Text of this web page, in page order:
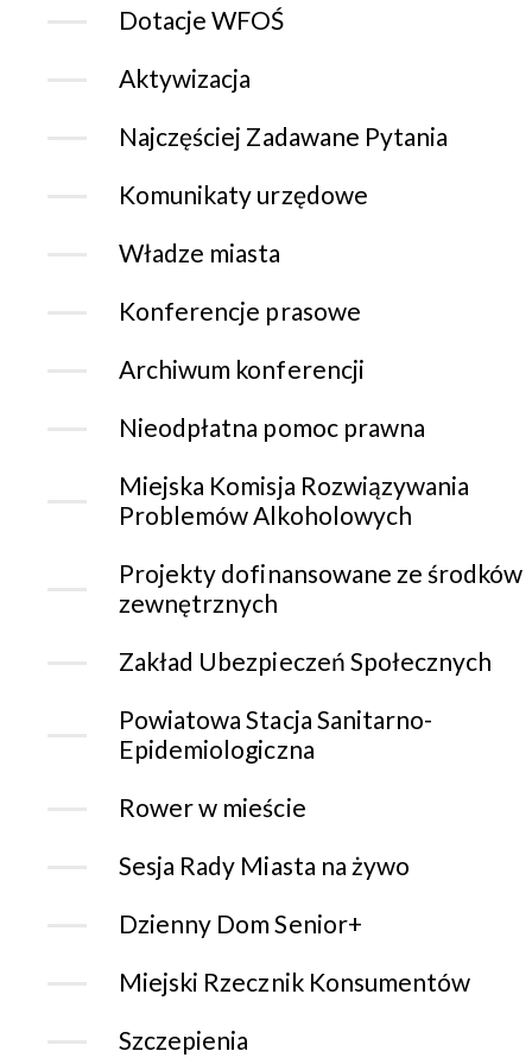
Dotacje WFOŚ
Aktywizacja
Najczęściej Zadawane Pytania
Komunikaty urzędowe
Władze miasta
Konferencje prasowe
Archiwum konferencji
Nieodpłatna pomoc prawna
Miejska Komisja Rozwiązywania
Problemów Alkoholowych
Projekty dofinansowane ze środków
zewnętrznych
Zakład Ubezpieczeń Społecznych
Powiatowa Stacja Sanitarno-
Epidemiologiczna
Rower w mieście
Sesja Rady Miasta na żywo
Dzienny Dom Senior+
Miejski Rzecznik Konsumentów
Szczepienia